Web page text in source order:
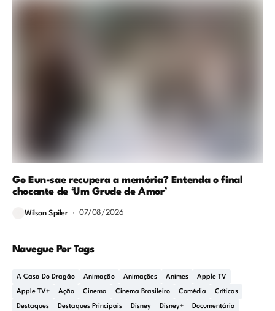
Go Eun-sae recupera a memória? Entenda o final
chocante de ‘Um Grude de Amor’
Wilson Spiler 07/08/2026
Navegue Por Tags
A Casa Do Dragão Animação Animações Animes Apple TV
Apple TV+ Ação Cinema Cinema Brasileiro Comédia Críticas
Destaques Destaques Principais Disney Disney+ Documentário